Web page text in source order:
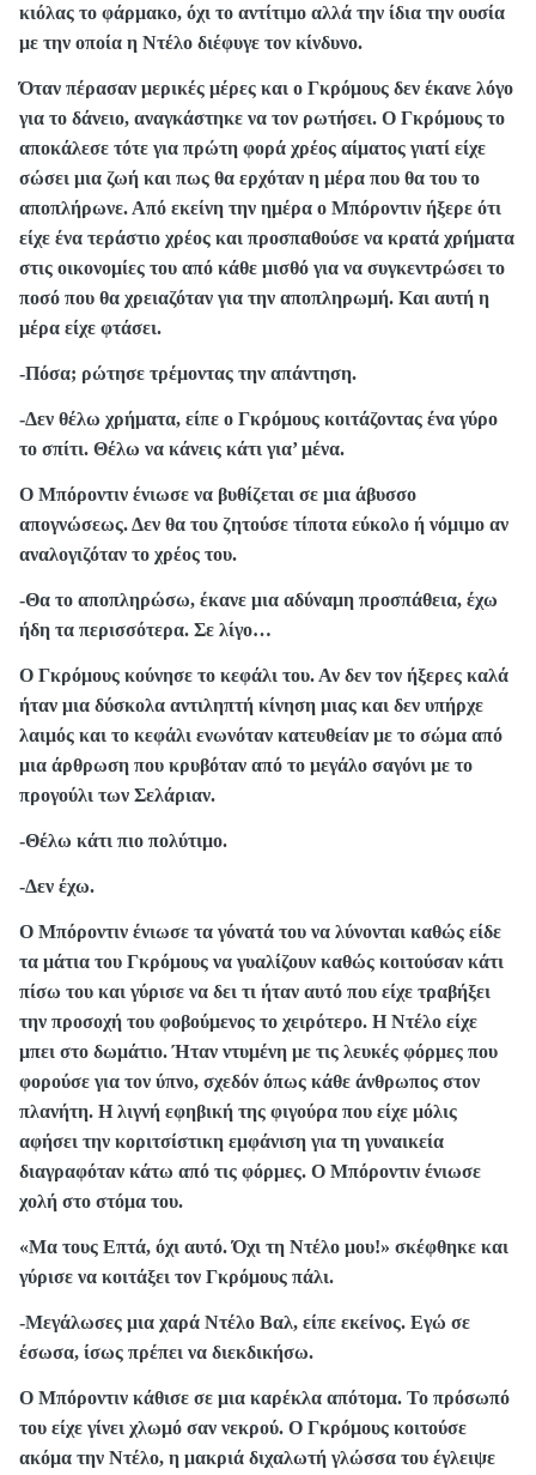
κιόλας το φάρμακο, όχι το αντίτιμο αλλά την ίδια την ουσία
με την οποία η Ντέλο διέφυγε τον κίνδυνο.
Όταν πέρασαν μερικές μέρες και ο Γκρόμους δεν έκανε λόγο
για το δάνειο, αναγκάστηκε να τον ρωτήσει. Ο Γκρόμους το
αποκάλεσε τότε για πρώτη φορά χρέος αίματος γιατί είχε
σώσει μια ζωή και πως θα ερχόταν η μέρα που θα του το
αποπλήρωνε. Από εκείνη την ημέρα ο Μπόροντιν ήξερε ότι
είχε ένα τεράστιο χρέος και προσπαθούσε να κρατά χρήματα
στις οικονομίες του από κάθε μισθό για να συγκεντρώσει το
ποσό που θα χρειαζόταν για την αποπληρωμή. Και αυτή η
μέρα είχε φτάσει.
-Πόσα; ρώτησε τρέμοντας την απάντηση.
-Δεν θέλω χρήματα, είπε ο Γκρόμους κοιτάζοντας ένα γύρο
το σπίτι. Θέλω να κάνεις κάτι για’ μένα.
Ο Μπόροντιν ένιωσε να βυθίζεται σε μια άβυσσο
απογνώσεως. Δεν θα του ζητούσε τίποτα εύκολο ή νόμιμο αν
αναλογιζόταν το χρέος του.
-Θα το αποπληρώσω, έκανε μια αδύναμη προσπάθεια, έχω
ήδη τα περισσότερα. Σε λίγο…
Ο Γκρόμους κούνησε το κεφάλι του. Αν δεν τον ήξερες καλά
ήταν μια δύσκολα αντιληπτή κίνηση μιας και δεν υπήρχε
λαιμός και το κεφάλι ενωνόταν κατευθείαν με το σώμα από
μια άρθρωση που κρυβόταν από το μεγάλο σαγόνι με το
προγούλι των Σελάριαν.
-Θέλω κάτι πιο πολύτιμο.
-Δεν έχω.
Ο Μπόροντιν ένιωσε τα γόνατά του να λύνονται καθώς είδε
τα μάτια του Γκρόμους να γυαλίζουν καθώς κοιτούσαν κάτι
πίσω του και γύρισε να δει τι ήταν αυτό που είχε τραβήξει
την προσοχή του φοβούμενος το χειρότερο. Η Ντέλο είχε
μπει στο δωμάτιο. Ήταν ντυμένη με τις λευκές φόρμες που
φορούσε για τον ύπνο, σχεδόν όπως κάθε άνθρωπος στον
πλανήτη. Η λιγνή εφηβική της φιγούρα που είχε μόλις
αφήσει την κοριτσίστικη εμφάνιση για τη γυναικεία
διαγραφόταν κάτω από τις φόρμες. Ο Μπόροντιν ένιωσε
χολή στο στόμα του.
«Μα τους Επτά, όχι αυτό. Όχι τη Ντέλο μου!» σκέφθηκε και
γύρισε να κοιτάξει τον Γκρόμους πάλι.
-Μεγάλωσες μια χαρά Ντέλο Βαλ, είπε εκείνος. Εγώ σε
έσωσα, ίσως πρέπει να διεκδικήσω.
Ο Μπόροντιν κάθισε σε μια καρέκλα απότομα. Το πρόσωπό
του είχε γίνει χλωμό σαν νεκρού. Ο Γκρόμους κοιτούσε
ακόμα την Ντέλο, η μακριά διχαλωτή γλώσσα του έγλειψε